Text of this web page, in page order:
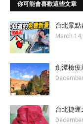
你可能會喜歡這些文章
台北景點
March
劍潭檢疫
台北捷運